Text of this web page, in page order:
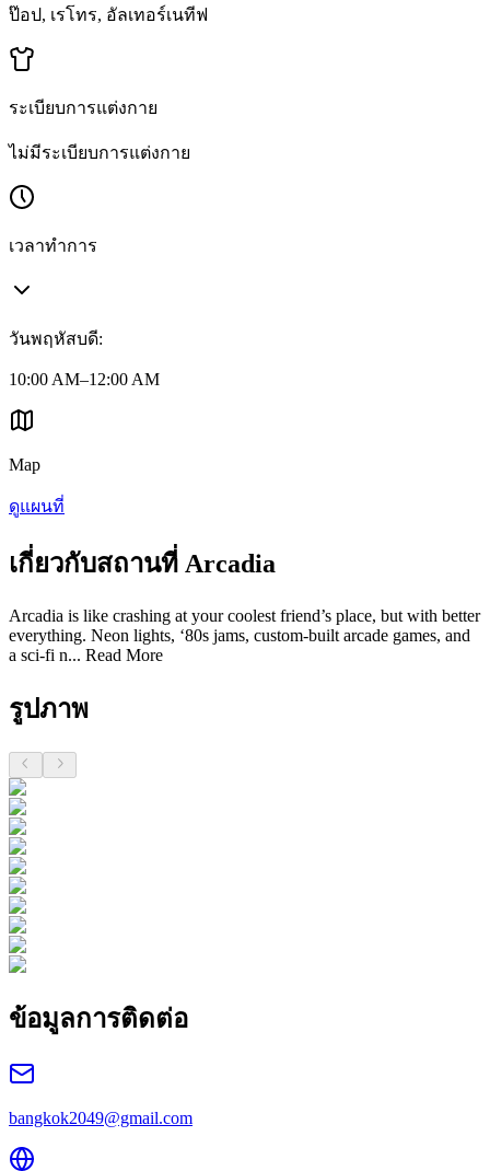
ป๊อป, เรโทร, อัลเทอร์เนทีฟ
ระเบียบการแต่งกาย
ไม่มีระเบียบการแต่งกาย
เวลาทำการ
วันพฤหัสบดี:
10:00 AM–12:00 AM
Map
ดูแผนที่
เกี่ยวกับสถานที่ Arcadia
Arcadia is like crashing at your coolest friend’s place, but with better
everything. Neon lights, ‘80s jams, custom-built arcade games, and
a sci-fi n... Read More
รูปภาพ
ข้อมูลการติดต่อ
bangkok2049@gmail.com